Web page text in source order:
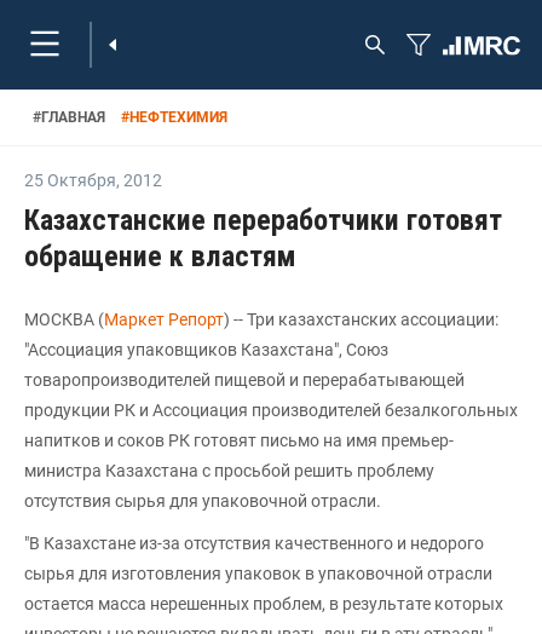
#ГЛАВНАЯ #НЕФТЕХИМИЯ
25 Октября, 2012
Казахстанские переработчики готовят
обращение к властям
МОСКВА (Маркет Репорт) -- Три казахстанских ассоциации:
"Ассоциация упаковщиков Казахстана", Союз
товаропроизводителей пищевой и перерабатывающей
продукции РК и Ассоциация производителей безалкогольных
напитков и соков РК готовят письмо на имя премьер-
министра Казахстана с просьбой решить проблему
отсутствия сырья для упаковочной отрасли.
"В Казахстане из-за отсутствия качественного и недорого
сырья для изготовления упаковок в упаковочной отрасли
остается масса нерешенных проблем, в результате которых